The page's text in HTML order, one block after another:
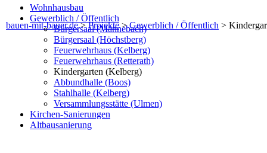
bauen-mit-bauer.de>Projekte>Gewerblich / Öffentlich >
Wohnhausbau
Gewerblich / Öffentlich
Bürgersaal (Mannebach)
Bürgersaal (Höchstberg)
Feuerwehrhaus (Kelberg)
Feuerwehrhaus (Retterath)
Kindergarten (Kelberg)
Abbundhalle (Boos)
Stahlhalle (Kelberg)
Versammlungsstätte (Ulmen)
Kirchen-Sanierungen
Altbausanierung